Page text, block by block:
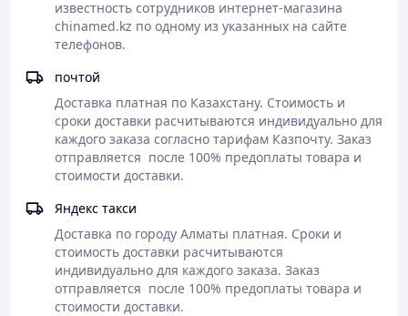
известность сотрудников интернет-магазина
chinamed.kz по одному из указанных на сайте
телефонов.
почтой
Доставка платная по Казахстану. Стоимость и
сроки доставки расчитываются индивидуально для
каждого заказа согласно тарифам Казпочту. Заказ
отправляется  после 100% предоплаты товара и
стоимости доставки.
Яндекс такси
Доставка по городу Алматы платная. Сроки и
стоимость доставки расчитываются
индивидуально для каждого заказа. Заказ
отправляется  после 100% предоплаты товара и
стоимости доставки.